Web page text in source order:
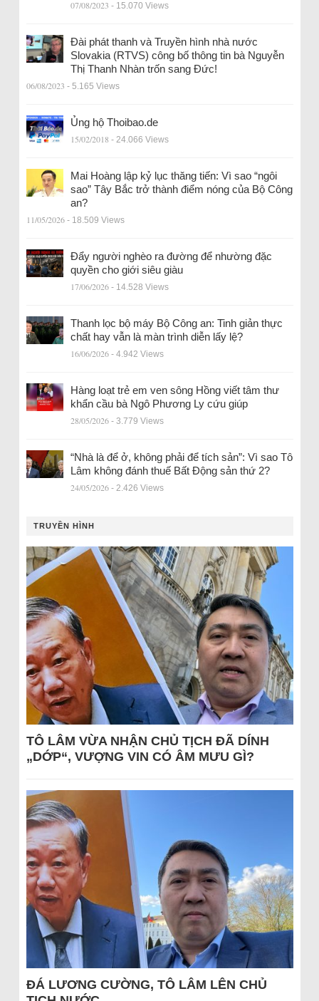
07/08/2023 - 15.070 Views
Đài phát thanh và Truyền hình nhà nước
Slovakia (RTVS) công bố thông tin bà Nguyễn
Thị Thanh Nhàn trốn sang Đức!
06/08/2023 - 5.165 Views
Ủng hộ Thoibao.de
15/02/2018 - 24.066 Views
Mai Hoàng lập kỷ lục thăng tiến: Vì sao “ngôi
sao” Tây Bắc trở thành điểm nóng của Bộ Công
an?
11/05/2026 - 18.509 Views
Đẩy người nghèo ra đường để nhường đặc
quyền cho giới siêu giàu
17/06/2026 - 14.528 Views
Thanh lọc bộ máy Bộ Công an: Tinh giản thực
chất hay vẫn là màn trình diễn lấy lệ?
16/06/2026 - 4.942 Views
Hàng loạt trẻ em ven sông Hồng viết tâm thư
khẩn cầu bà Ngô Phương Ly cứu giúp
28/05/2026 - 3.779 Views
“Nhà là để ở, không phải để tích sản”: Vì sao Tô
Lâm không đánh thuế Bất Động sản thứ 2?
24/05/2026 - 2.426 Views
TRUYỀN HÌNH
TÔ LÂM VỪA NHẬN CHỦ TỊCH ĐÃ DÍNH
„DỚP“, VƯỢNG VIN CÓ ÂM MƯU GÌ?
ĐÁ LƯƠNG CƯỜNG, TÔ LÂM LÊN CHỦ